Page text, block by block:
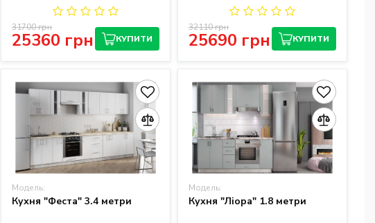
25360 грн
31700 грн
КУПИТИ
25690 грн
32110 грн
КУПИТИ
Модель:
Кухня "Феста" 3.4 метри
Модель:
Кухня "Ліора" 1.8 метри